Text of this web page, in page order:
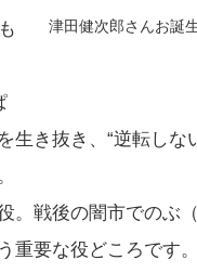
き抜き、“逆転しな
。戦後の闇市でのぶ
重要な役どころです。